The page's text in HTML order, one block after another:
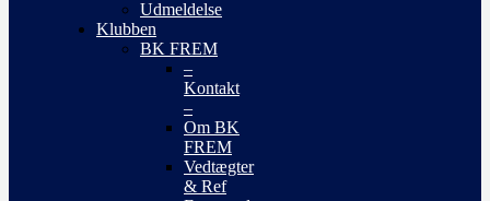
Udmeldelse
Klubben
BK FREM
–
Kontakt
–
Om BK
FREM
Vedtægter
& Ref